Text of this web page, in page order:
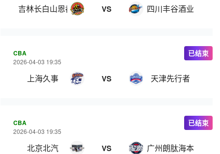
吉林长白山恩都里 VS 四川丰谷酒业
CBA
2026-04-03 19:35
上海久事 VS 天津先行者
已结束
CBA
2026-04-03 19:35
北京北汽 VS 广州朗肽海本
已结束